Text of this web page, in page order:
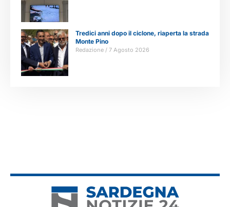
Tredici anni dopo il ciclone, riaperta la strada
Monte Pino
Redazione 7 Agosto 2026